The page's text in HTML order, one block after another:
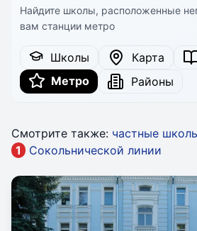
Найдите школы, расположенные
вам станции метро
Школы Карта
Метро
Районы
Смотрите также: частные
1
Сокольнической линии